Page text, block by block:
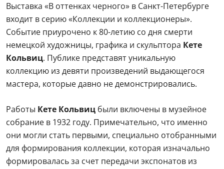
Выставка «В оттенках черного» в Санкт-Петербурге
входит в серию «Коллекции и коллекционеры».
Событие приурочено к 80-летию со дня смерти
немецкой художницы, графика и скульптора Кете
Кольвиц. Публике представят уникальную
коллекцию из девяти произведений выдающегося
мастера, которые давно не демонстрировались.
Работы Кете Кольвиц были включены в музейное
собрание в 1932 году. Примечательно, что именно
они могли стать первыми, специально отобранными
для формирования коллекции, которая изначально
формировалась за счет передачи экспонатов из